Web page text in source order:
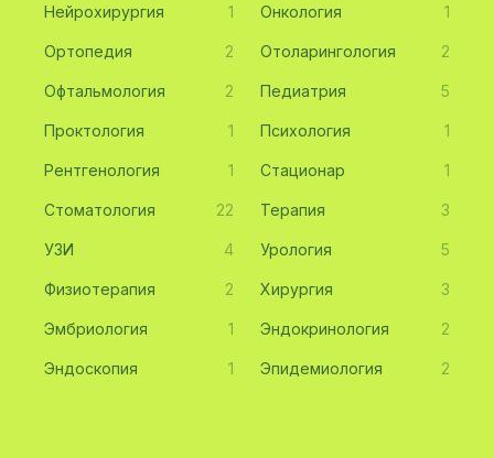
Нейрохирургия 1 Онкология 1
Ортопедия 2 Отоларингология 2
Офтальмология 2 Педиатрия 5
Проктология 1 Психология 1
Рентгенология 1 Стационар 1
Стоматология 22 Терапия 3
УЗИ 4 Урология 5
Физиотерапия 2 Хирургия 3
Эмбриология 1 Эндокринология 2
Эндоскопия 1 Эпидемиология 2